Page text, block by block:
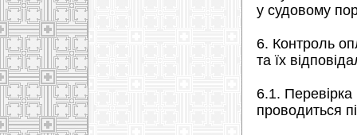
у судовому
6. Контроль
та їх
6.1. Перевірка
проводиться